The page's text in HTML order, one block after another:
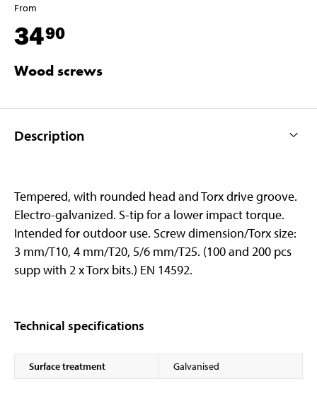
From
3490
Wood screws
Description
Tempered, with rounded head and Torx drive groove.
Electro-galvanized. S-tip for a lower impact torque.
Intended for outdoor use. Screw dimension/Torx size:
3 mm/T10, 4 mm/T20, 5/6 mm/T25. (100 and 200 pcs
supp with 2 x Torx bits.) EN 14592.
Technical specifications
Surface treatment Galvanised